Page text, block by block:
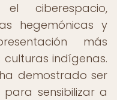
ciberespacio,
hegemónicas y
más
indígenas.
demostrado ser
sensibilizar a